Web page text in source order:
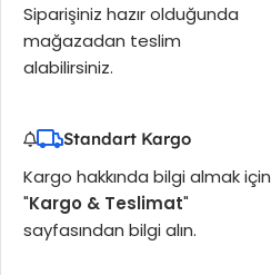
Siparişiniz hazır olduğunda
mağazadan teslim
alabilirsiniz.
Standart Kargo
Kargo hakkında bilgi almak için
"Kargo & Teslimat"
sayfasından bilgi alın.